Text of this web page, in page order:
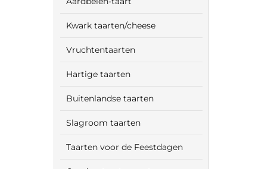
Kwark taarten/cheese
Vruchtentaarten
Hartige taarten
Buitenlandse taarten
Slagroom taarten
Taarten voor de Feestdagen